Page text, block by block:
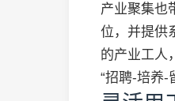
产业聚集也
位，并提供
的产业工人
“招聘-培养-